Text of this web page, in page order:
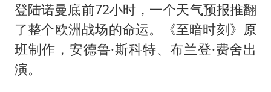
登陆诺曼底前72小时，一个天气预报推翻
了整个欧洲战场的命运。《至暗时刻》原
班制作，安德鲁·斯科特、布兰登·费舍出
演。